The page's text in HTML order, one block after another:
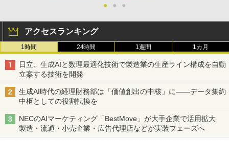
●
● ●
アクセスランキング
1時間 24時間 1週間 1カ月
日立、生成AIと数理最適化技術で製造業の生産ライン構成を自動
立案する技術を開発
生成AI時代の経理財務部は「価値創出の中核」に――データ集約
中枢としての役割転換を
NECのAIマーケティング「BestMove」が大手企業で活用拡大
製造・流通・小売企業・広告代理店などが実装フェーズへ